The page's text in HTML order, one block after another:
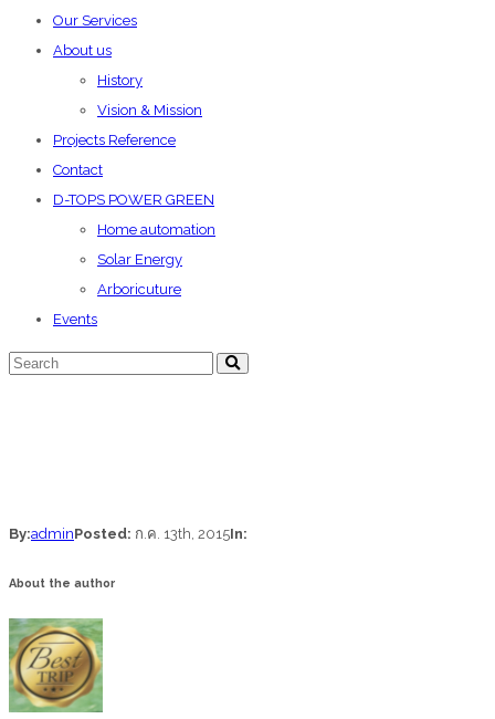
Our Services
About us
History
Vision & Mission
Projects Reference
Contact
D-TOPS POWER GREEN
Home automation
Solar Energy
Arboricuture
Events
By:adminPosted: ก.ค. 13th, 2015In:
About the author